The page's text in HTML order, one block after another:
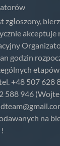
akceptuje
godzin
+48 507 628
588 946
na